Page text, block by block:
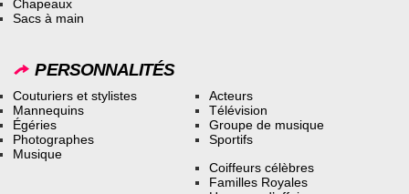
Chapeaux
Sacs à main
PERSONNALITÉS
Couturiers et stylistes
Mannequins
Égéries
Photographes
Musique
Acteurs
Télévision
Groupe de musique
Sportifs
Coiffeurs célèbres
Familles Royales